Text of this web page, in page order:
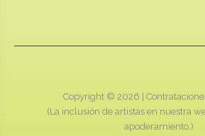
Copyright © 2026 |
(La inclusión de artistas en nuestra
apoderamiento.)